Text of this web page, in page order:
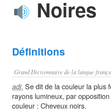
Noires
Définitions
Grand Dictionnaire de la langue
adj. Se dit de la couleur la plus
rayons lumineux, par
couleur : Cheveux noirs.